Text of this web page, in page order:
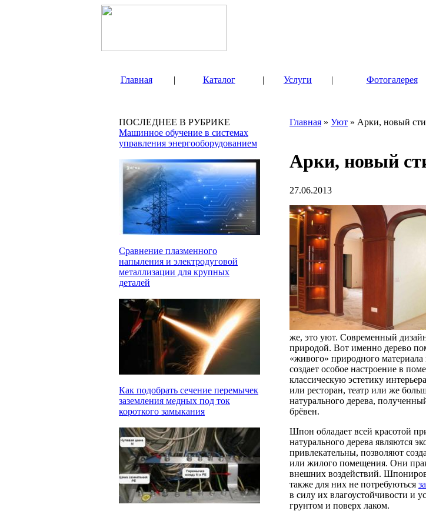
Главная | Каталог | Услуги | Фотогалерея
ПОСЛЕДНЕЕ В РУБРИКЕ
Машинное обучение в системах
управления энергооборудованием
Сравнение плазменного
напыления и электродуговой
металлизации для крупных
деталей
Как подобрать сечение перемычек
заземления медных под ток
короткого замыкания
Главная » Уют » Арки, новый
Арки, новый
27.06.2013
же, это уют. Современный
природой. Вот именно дерево
«живого» природного материала
создает особое настроение в
классическую эстетику
или ресторан, театр или же
натурального дерева,
брёвен.
Шпон обладает всей красотой
натурального дерева являются
привлекательны, позволяют
или жилого помещения. Они
внешних воздействий.
также для них не потребуються
в силу их влагоустойчивости и
грунтом и поверх лаком.